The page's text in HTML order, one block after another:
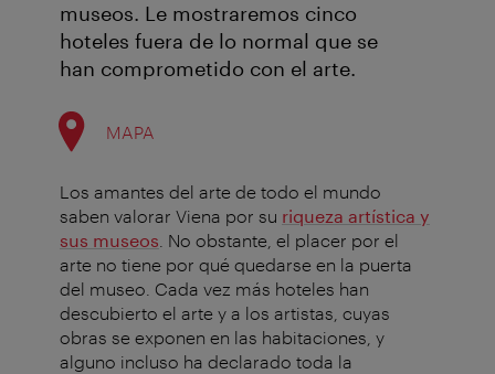
museos. Le mostraremos cinco
hoteles fuera de lo normal que se
han comprometido con el arte.
MAPA
Los amantes del arte de todo el mundo
saben valorar Viena por su riqueza artística y
sus museos . No obstante, el placer por el
arte no tiene por qué quedarse en la puerta
del museo. Cada vez más hoteles han
descubierto el arte y a los artistas, cuyas
obras se exponen en las habitaciones, y
alguno incluso ha declarado toda la